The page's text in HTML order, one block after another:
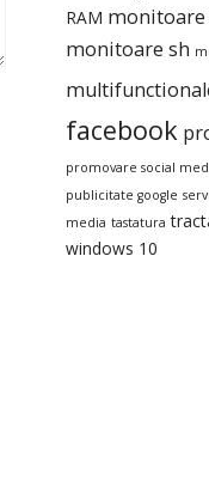
RAM monitoare
monitoare sh
facebook
promovare social
publicitate google
media tastatura
windows 10